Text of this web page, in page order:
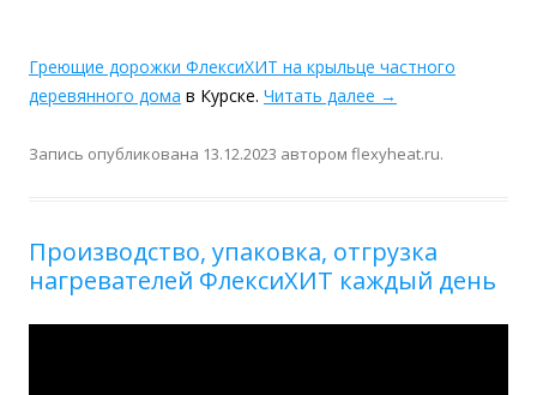
Греющие дорожки ФлексиХИТ на крыльце частного
деревянного дома в Курске. Читать далее →
Запись опубликована 13.12.2023 автором flexyheat.ru.
Производство, упаковка, отгрузка
нагревателей ФлексиХИТ каждый день